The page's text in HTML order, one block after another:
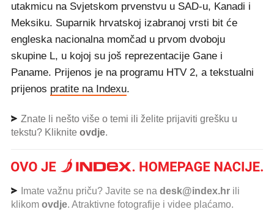
utakmicu na Svjetskom prvenstvu u SAD-u, Kanadi i
Meksiku. Suparnik hrvatskoj izabranoj vrsti bit će
engleska nacionalna momčad u prvom dvoboju
skupine L, u kojoj su još reprezentacije Gane i
Paname. Prijenos je na programu HTV 2, a tekstualni
prijenos pratite na Indexu.
Znate li nešto više o temi ili želite prijaviti grešku u
tekstu? Kliknite ovdje.
Imate važnu priču? Javite se na desk@index.hr ili
klikom ovdje. Atraktivne fotografije i videe plaćamo.